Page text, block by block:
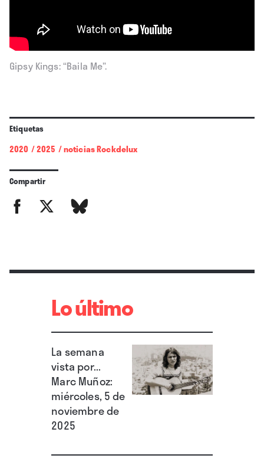
Gipsy Kings: “Baila Me”.
Etiquetas
2020 /2025 /noticias Rockdelux
Compartir
Lo último
La semana
vista por...
Marc Muñoz:
miércoles, 5 de
noviembre de
2025